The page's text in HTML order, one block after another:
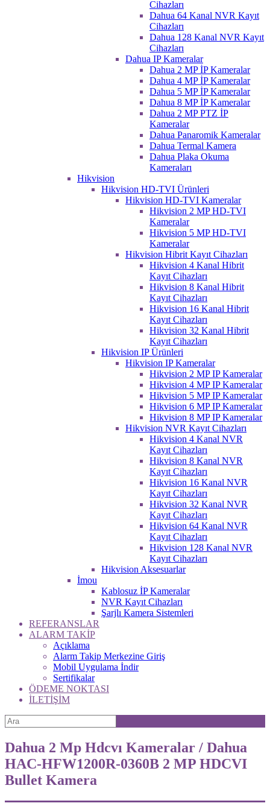
Cihazları
Dahua 64 Kanal NVR Kayıt
Cihazları
Dahua 128 Kanal NVR Kayıt
Cihazları
Dahua IP Kameralar
Dahua 2 MP İP Kameralar
Dahua 4 MP İP Kameralar
Dahua 5 MP İP Kameralar
Dahua 8 MP İP Kameralar
Dahua 2 MP PTZ İP
Kameralar
Dahua Panaromik Kameralar
Dahua Termal Kamera
Dahua Plaka Okuma
Kameraları
Hikvision
Hikvision HD-TVI Ürünleri
Hikvision HD-TVI Kameralar
Hikvision 2 MP HD-TVI
Kameralar
Hikvision 5 MP HD-TVI
Kameralar
Hikvision Hibrit Kayıt Cihazları
Hikvision 4 Kanal Hibrit
Kayıt Cihazları
Hikvision 8 Kanal Hibrit
Kayıt Cihazları
Hikvision 16 Kanal Hibrit
Kayıt Cihazları
Hikvision 32 Kanal Hibrit
Kayıt Cihazları
Hikvision IP Ürünleri
Hikvision IP Kameralar
Hikvision 2 MP IP Kameralar
Hikvision 4 MP IP Kameralar
Hikvision 5 MP IP Kameralar
Hikvision 6 MP IP Kameralar
Hikvision 8 MP IP Kameralar
Hikvision NVR Kayıt Cihazları
Hikvision 4 Kanal NVR
Kayıt Cihazları
Hikvision 8 Kanal NVR
Kayıt Cihazları
Hikvision 16 Kanal NVR
Kayıt Cihazları
Hikvision 32 Kanal NVR
Kayıt Cihazları
Hikvision 64 Kanal NVR
Kayıt Cihazları
Hikvision 128 Kanal NVR
Kayıt Cihazları
Hikvision Aksesuarlar
İmou
Kablosuz İP Kameralar
NVR Kayıt Cihazları
Şarjlı Kamera Sistemleri
REFERANSLAR
ALARM TAKİP
Açıklama
Alarm Takip Merkezine Giriş
Mobil Uygulama İndir
Sertifikalar
ÖDEME NOKTASI
İLETİŞİM
Dahua 2 Mp Hdcvı Kameralar / Dahua
HAC-HFW1200R-0360B 2 MP HDCVI
Bullet Kamera